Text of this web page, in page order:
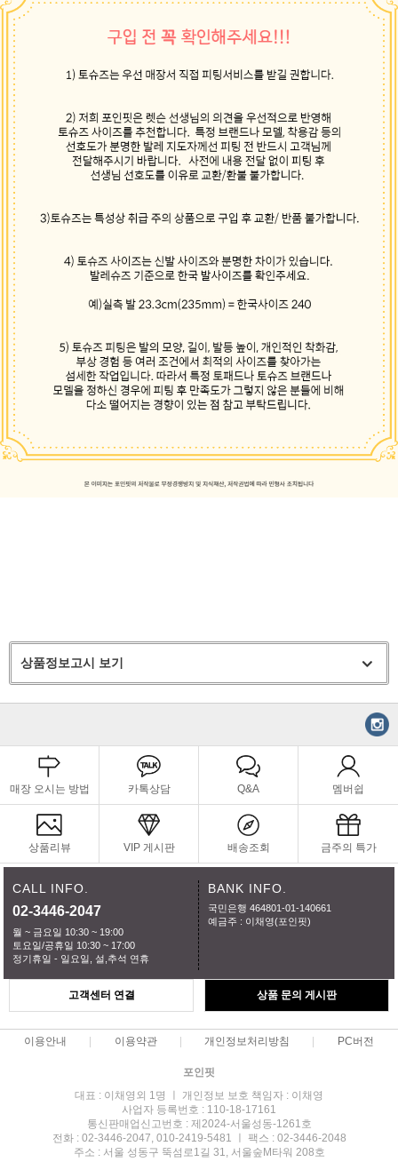
상품정보고시 보기
매장 오시는 방법 카톡상담 Q&A 멤버쉽
상품리뷰 VIP 게시판 배송조회 금주의 특가
CALL INFO.
02-3446-2047
월 ~ 금요일 10:30 ~ 19:00
토요일/공휴일 10:30 ~ 17:00
정기휴일 - 일요일, 설,추석 연휴
BANK INFO.
국민은행 464801-01-140661
예금주 : 이채영(포인핏)
고객센터 연결 상품 문의 게시판
이용안내 이용약관 개인정보처리방침 PC버전
포인핏
대표 : 이채영외 1명 ㅣ 개인정보 보호 책임자 : 이채영
사업자 등록번호 : 110-18-17161
통신판매업신고번호 : 제2024-서울성동-1261호
전화 : 02-3446-2047, 010-2419-5481 ㅣ 팩스 : 02-3446-2048
주소 : 서울 성동구 뚝섬로1길 31, 서울숲M타워 208호